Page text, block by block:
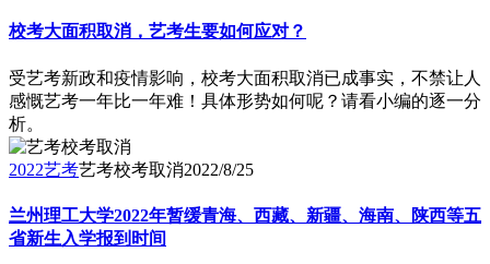
校考大面积取消，艺考生要如何应对？
​受艺考新政和疫情影响，校考大面积取消已成事实，不禁让人
感慨艺考一年比一年难！具体形势如何呢？请看小编的逐一分
析。
2022艺考艺考校考取消2022/8/25
兰州理工大学2022年暂缓青海、西藏、新疆、海南、陕西等五
省新生入学报到时间